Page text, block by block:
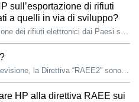
sull’esportazione di rifiuti
a quelli in via di sviluppo?
HP non consente l’esportazione dei rifiuti elettronici dai Paesi sviluppati (Organizzazione per la cooperazione e lo sviluppo economico e Unione Europea) a...
La direttiva RAEE e la sua revisione, la Direttiva “RAEE2” sono normative che disciplinano la responsabilità dei produttori obbligando questi ultimi, inclus...
HP alla direttiva RAEE sui